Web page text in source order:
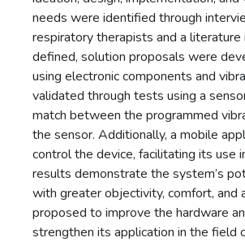
needs were identified through
respiratory therapists and a
defined, solution proposals were
using electronic components and
validated through tests using a
match between the programmed
the sensor. Additionally, a mobile
control the device, facilitating its use
results demonstrate the system’s
with greater objectivity, comfort, and
proposed to improve the hardware
strengthen its application in the field